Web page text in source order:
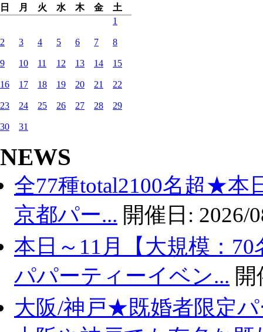
日 月 火 水 木 金
土
1
2 3 4 5 6 7 8
9 10 11 12 13 14 15
16 17 18 19 20 21 22
23 24 25 26 27 28 29
30 31
NEWS
全77種total2100名超★本
京都パー... 開催日: 2026/
本日～11月【大規模：
パパーティーイベン...
大阪/神戸★既婚者限定